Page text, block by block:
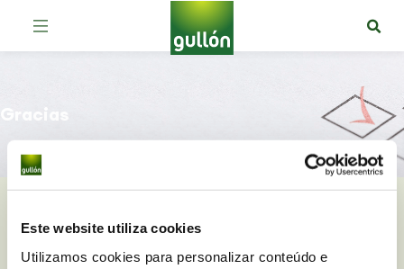
Este website utiliza cookies
Utilizamos cookies para personalizar conteúdo e
Gracias